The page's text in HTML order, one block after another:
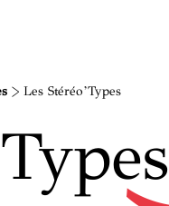
> Les Stéréo’Types